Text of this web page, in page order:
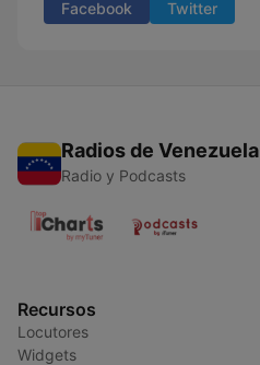
Facebook Twitter
Radios de Venezuela
Radio y Podcasts
Recursos
Locutores
Widgets